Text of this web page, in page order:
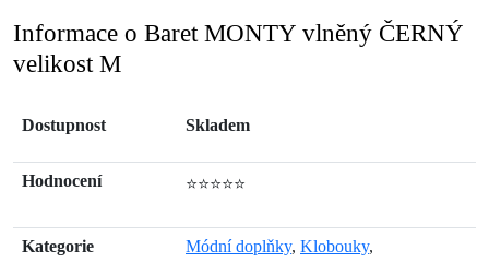
Informace o Baret MONTY vlněný ČERNÝ
velikost M
Dostupnost Skladem
Hodnocení ⭐⭐⭐⭐⭐
Kategorie Módní doplňky, Klobouky,